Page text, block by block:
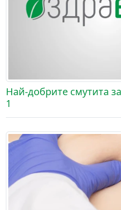
Най-добрите смутита
1